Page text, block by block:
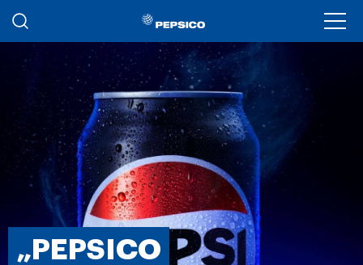
Pereiti į pagrindinį turinį
„PEPSICO